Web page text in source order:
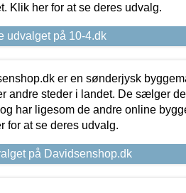
Klik her for at se deres udvalg.
udvalget på 10-4.dk
er en sønderjysk
andre steder i landet. De sælger
har ligesom de andre online
for at se deres udvalg.
på Davidsenshop.dk